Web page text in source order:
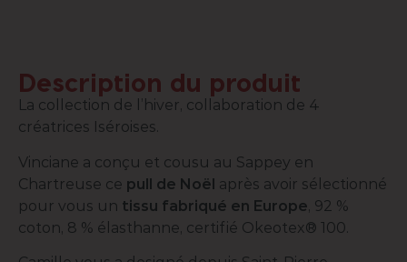
Description du produit
La collection de l’hiver, collaboration de 4
créatrices Iséroises.
Vinciane a conçu et cousu au Sappey en
Chartreuse ce pull de Noël après avoir sélectionné
pour vous un tissu fabriqué en Europe, 92 %
coton, 8 % élasthanne, certifié Okeotex® 100.